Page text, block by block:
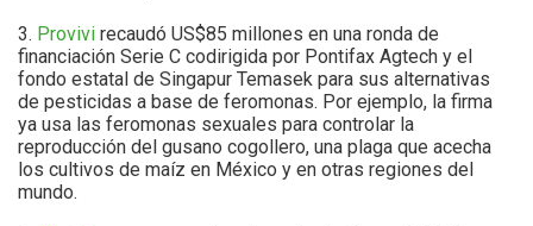
3. Provivi recaudó US$85 millones en una ronda de
financiación Serie C codirigida por Pontifax Agtech y el
fondo estatal de Singapur Temasek para sus alternativas
de pesticidas a base de feromonas. Por ejemplo, la firma
ya usa las feromonas sexuales para controlar la
reproducción del gusano cogollero, una plaga que acecha
los cultivos de maíz en México y en otras regiones del
mundo.